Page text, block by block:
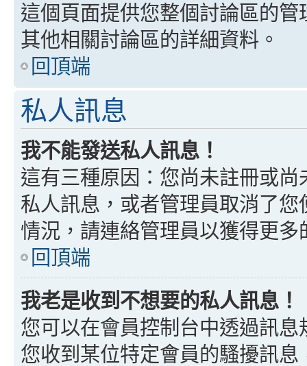
這個頁面提供您整個討論區的
其他相關討論區的詳細資料。
回頂端
私人訊息
我不能發送私人訊息！
這有三種原因：您尚未註冊或
私人訊息，或者管理員取消了
情況，請連絡管理員以獲得更多
回頂端
我老是收到不想要的私人訊息！
您可以在會員控制台中透過訊
您收到某位特定會員的騷擾訊